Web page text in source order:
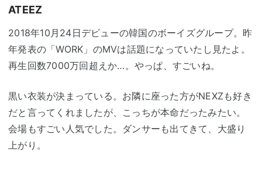
ATEEZ
2018年10月24日デビューの韓国のボーイズグループ。昨
年発表の「WORK」のMVは話題になっていたし見たよ。
再生回数7000万回超えか…。やっぱ、すごいね。
黒い衣装が決まっている。お隣に座った方がNEXZも好き
だと言ってくれましたが、こっちが本命だったみたい。
会場もすごい人気でした。ダンサーも出てきて、大盛り
上がり。